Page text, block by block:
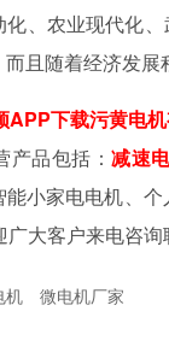
、农业现代化
且随着经济发展
APP下载污黄电
品包括： 减速
小家电电机、
广大客户来电咨
机
微电机厂家